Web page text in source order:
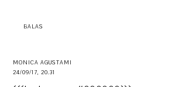
BALAS
MONICA AGUSTAMI
24/09/17, 20.31